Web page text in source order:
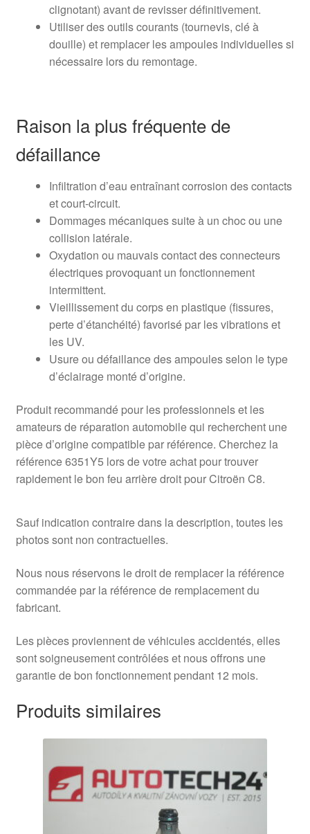
clignotant) avant de revisser définitivement.
Utiliser des outils courants (tournevis, clé à
douille) et remplacer les ampoules individuelles si
nécessaire lors du remontage.
Raison la plus fréquente de
défaillance
Infiltration d’eau entraînant corrosion des contacts
et court-circuit.
Dommages mécaniques suite à un choc ou une
collision latérale.
Oxydation ou mauvais contact des connecteurs
électriques provoquant un fonctionnement
intermittent.
Vieillissement du corps en plastique (fissures,
perte d’étanchéité) favorisé par les vibrations et
les UV.
Usure ou défaillance des ampoules selon le type
d’éclairage monté d’origine.
Produit recommandé pour les professionnels et les
amateurs de réparation automobile qui recherchent une
pièce d’origine compatible par référence. Cherchez la
référence 6351Y5 lors de votre achat pour trouver
rapidement le bon feu arrière droit pour Citroën C8.
Sauf indication contraire dans la description, toutes les
photos sont non contractuelles.
Nous nous réservons le droit de remplacer la référence
commandée par la référence de remplacement du
fabricant.
Les pièces proviennent de véhicules accidentés, elles
sont soigneusement contrôlées et nous offrons une
garantie de bon fonctionnement pendant 12 mois.
Produits similaires